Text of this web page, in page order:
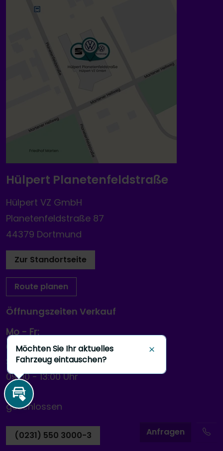
Anfragen
Hülpert Planetenfeldstraße
Hülpert VZ GmbH
Planetenfeldstraße 87
44379 Dortmund
Zur Standortseite
Route planen
Öffnungszeiten Verkauf
Mo - Fr:
09:00-18:00 Uhr
Sa:
09:00-13:00 Uhr
So:
geschlossen
(0231) 550 3000-3
Inzahlungnahme
Möchten Sie Ihr aktuelles
Fahrzeug eintauschen?
Schließen